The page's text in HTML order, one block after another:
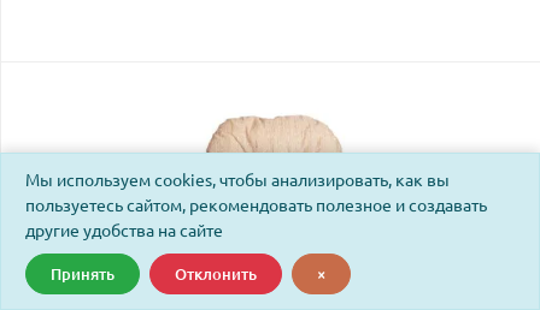
Мы используем cookies, чтобы анализировать, как вы
пользуетесь сайтом, рекомендовать полезное и создавать
другие удобства на сайте
Принять Отклонить ×